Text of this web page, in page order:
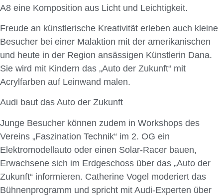
A8 eine Komposition aus Licht und Leichtigkeit.
Freude an künstlerische Kreativität erleben auch kleine
Besucher bei einer Malaktion mit der amerikanischen
und heute in der Region ansässigen Künstlerin Dana.
Sie wird mit Kindern das „Auto der Zukunft“ mit
Acrylfarben auf Leinwand malen.
Audi baut das Auto der Zukunft
Junge Besucher können zudem in Workshops des
Vereins „Faszination Technik“ im 2. OG ein
Elektromodellauto oder einen Solar-Racer bauen,
Erwachsene sich im Erdgeschoss über das „Auto der
Zukunft“ informieren. Catherine Vogel moderiert das
Bühnenprogramm und spricht mit Audi-Experten über